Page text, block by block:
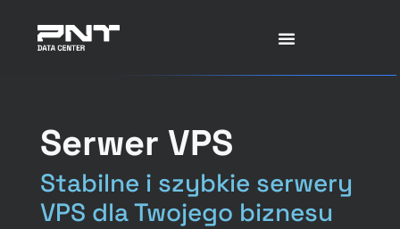
Serwer VPS
Stabilne i szybkie serwery
VPS dla Twojego biznesu